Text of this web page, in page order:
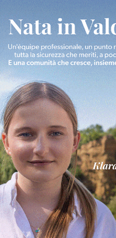
Dal treno all’ospedale, la
vita in “Frammenti”: il
primo libro del
valdarnese Luca Livi
Cultura 9 Agosto 2026
Il Montevarchi affronta
in amichevole l’Ancona
Calcio 8 Agosto 2026
Ultime Calcio